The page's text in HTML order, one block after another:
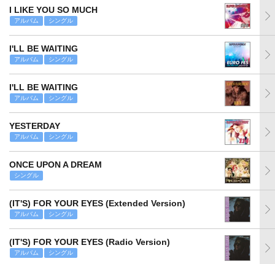
I LIKE YOU SO MUCH
アルバム シングル
I'LL BE WAITING
アルバム シングル
I'LL BE WAITING
アルバム シングル
YESTERDAY
アルバム シングル
ONCE UPON A DREAM
シングル
(IT'S) FOR YOUR EYES (Extended Version)
アルバム シングル
(IT'S) FOR YOUR EYES (Radio Version)
アルバム シングル